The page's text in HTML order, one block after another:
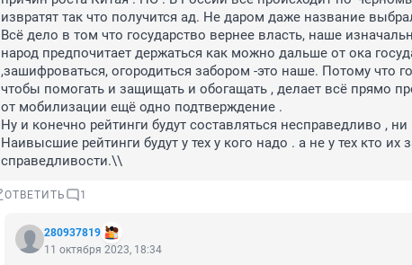
извратят так что получится ад. Не даром даже название
Всё дело в том что государство вернее власть, наше
народ предпочитает держаться как можно дальше от ока
,зашифроваться, огородиться забором -это наше. Потому что
чтобы помогать и защищать и обогащать , делает всё прямо
от мобилизации ещё одно подтверждение .
Ну и конечно рейтинги будут составляться несправедливо ,
Наивысшие рейтинги будут у тех у кого надо . а не у тех кто их
справедливости.\\
ОТВЕТИТЬ 1
280937819
11 октября 2023, 18:34